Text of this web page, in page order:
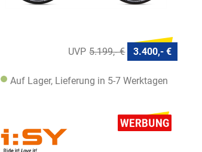
5.199,- € 3.400,- €
Auf Lager, Lieferung in 5-7 Werktagen